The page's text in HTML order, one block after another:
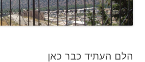
הלם העתיד כבר כאן